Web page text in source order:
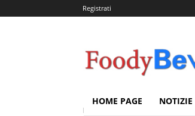
Registrati
HOME PAGE NOTIZIE
Home